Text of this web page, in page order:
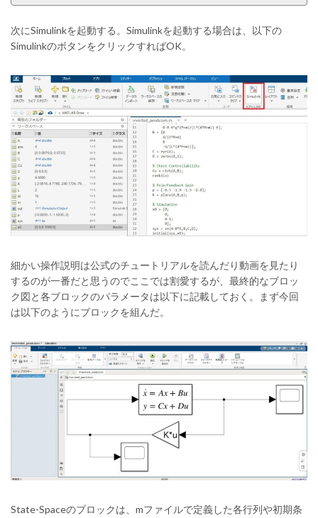
次にSimulinkを起動する。Simulinkを起動する場合は、以下の
SimulinkのボタンをクリックすればOK。
細かい操作説明は公式のチュートリアルを読んだり動画を見たり
するのが一番だと思うのでここでは割愛するが、最終的なブロッ
ク図と各ブロックのパラメータは以下に記載しておく。まず今回
は以下のようにブロックを組んだ。
State-Spaceのブロックは、mファイルで定義した各行列や初期条